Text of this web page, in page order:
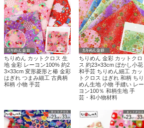
ちりめん カットクロス 生
地 金彩 レーヨン100% 約2
3×33cm 変形菱形と椿 金彩
はぎれ つまみ細工 古典柄
和柄 小物 手芸
ちりめん 金彩 カットクロ
ス 約23×33cm ぼかし小花
和手芸 ちりめん細工 カッ
トクロス はぎれ 和柄 ちり
めん生地 小物 手縫い レー
ヨン100％ 和柄生地 手
芸・和小物材料